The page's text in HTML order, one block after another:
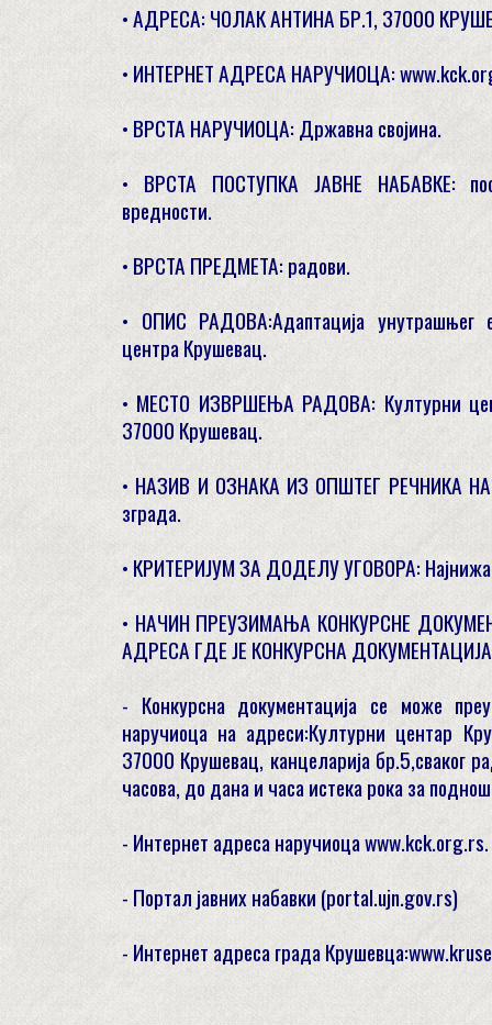
• АДРЕСА: ЧОЛАК АНТИНА БР.1, 37000
• ИНТЕРНЕТ АДРЕСА НАРУЧИОЦА:
• ВРСТА НАРУЧИОЦА: Државна својина.
• ВРСТА ПОСТУПКА ЈАВНЕ НАБАВКЕ:
вредности.
• ВРСТА ПРЕДМЕТА: радови.
• ОПИС РАДОВА:Адаптација унутрашњег
центра Крушевац.
• МЕСТО ИЗВРШЕЊА РАДОВА: Културни
37000 Крушевац.
• НАЗИВ И ОЗНАКА ИЗ ОПШТЕГ РЕЧНИКА
зграда.
• КРИТЕРИЈУМ ЗА ДОДЕЛУ УГОВОРА: Најнижа
• НАЧИН ПРЕУЗИМАЊА КОНКУРСНЕ
АДРЕСА ГДЕ ЈЕ КОНКУРСНА
- Конкурсна документација се може
наручиоца на адреси:Културни центар
37000 Крушевац, канцеларија бр.5,сваког
часова, до дана и часа истека рока за
- Интернет адреса наручиоца www.kck.org.rs.
- Портал јавних набавки (portal.ujn.gov.rs)
- Интернет адреса града